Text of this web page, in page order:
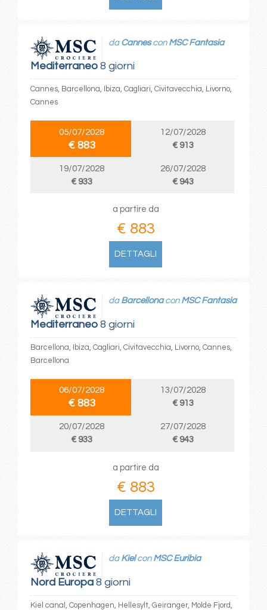
Mediterraneo8 giorni
da Cannescon MSC Fantasia
Cannes, Barcellona, Ibiza, Cagliari, Civitavecchia, Livorno,
Cannes
05/07/2028
€ 883
12/07/2028
€ 913
19/07/2028
€ 933
26/07/2028
€ 943
a partire da
€ 883
DETTAGLI
Mediterraneo8 giorni
da Barcellonacon MSC Fantasia
Barcellona, Ibiza, Cagliari, Civitavecchia, Livorno, Cannes,
Barcellona
06/07/2028
€ 883
13/07/2028
€ 913
20/07/2028
€ 933
27/07/2028
€ 943
a partire da
€ 883
DETTAGLI
Nord Europa8 giorni
da Kielcon MSC Euribia
Kiel canal, Copenhagen, Hellesylt, Geiranger, Molde Fjord,